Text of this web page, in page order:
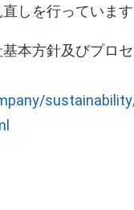
しを行っていま
本方針及びプロ